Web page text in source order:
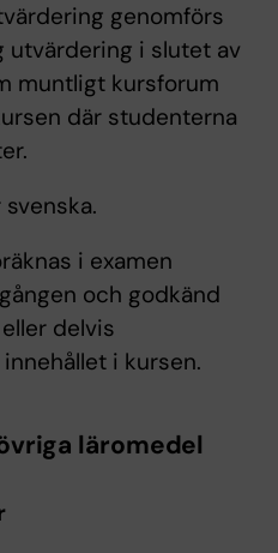
genomförs
utvärdering i slutet av
muntligt kursforum
där studenterna
i examen
och godkänd
delvis
i kursen.
läromedel